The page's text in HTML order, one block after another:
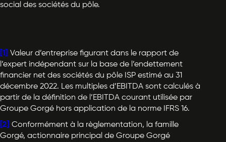
social des sociétés du pôle.
[1]
Valeur d’entreprise figurant dans le rapport de
l’expert indépendant sur la base de l’endettement
financier net des sociétés du pôle ISP estimé au 31
décembre 2022. Les multiples d’EBITDA sont calculés à
partir de la définition de l’EBITDA courant utilisée par
Groupe Gorgé hors application de la norme IFRS 16.
[2]
Conformément à la règlementation, la famille
Gorgé, actionnaire principal de Groupe Gorgé